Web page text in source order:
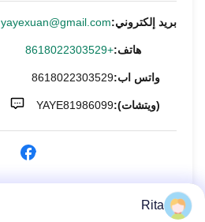
بريد إلكتروني:yayexuan@gmail.com
هاتف:+8618022303529
واتس اب:8618022303529
(ويتشات):YAYE81986099
Rita